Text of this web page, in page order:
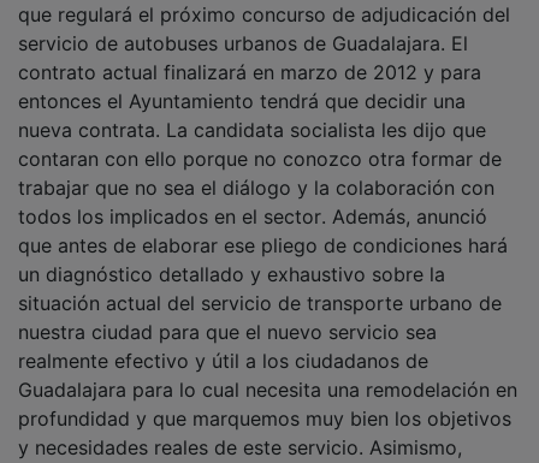
que regulará el próximo concurso de adjudicación del
servicio de autobuses urbanos de Guadalajara. El
contrato actual finalizará en marzo de 2012 y para
entonces el Ayuntamiento tendrá que decidir una
nueva contrata. La candidata socialista les dijo que
contaran con ello porque no conozco otra formar de
trabajar que no sea el diálogo y la colaboración con
todos los implicados en el sector. Además, anunció
que antes de elaborar ese pliego de condiciones hará
un diagnóstico detallado y exhaustivo sobre la
situación actual del servicio de transporte urbano de
nuestra ciudad para que el nuevo servicio sea
realmente efectivo y útil a los ciudadanos de
Guadalajara para lo cual necesita una remodelación en
profundidad y que marquemos muy bien los objetivos
y necesidades reales de este servicio. Asimismo,